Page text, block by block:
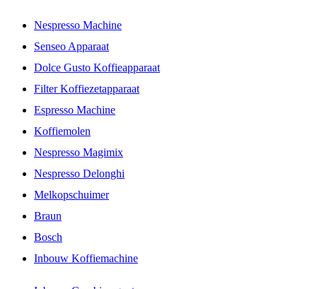
Nespresso Machine
Senseo Apparaat
Dolce Gusto Koffieapparaat
Filter Koffiezetapparaat
Espresso Machine
Koffiemolen
Nespresso Magimix
Nespresso Delonghi
Melkopschuimer
Braun
Bosch
Inbouw Koffiemachine